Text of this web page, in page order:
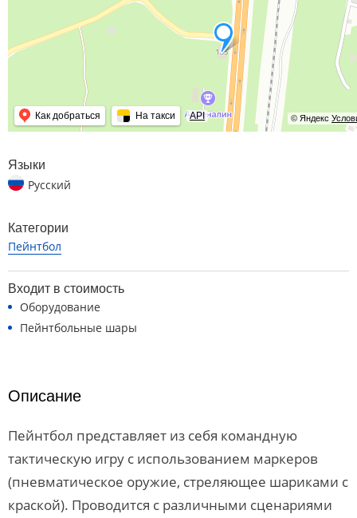
© Яндекс
Как добраться На такси API
Языки
Русский
Категории
Пейнтбол
Входит в стоимость
Оборудование
Пейнтбольные шары
Описание
Пейнтбол представляет из себя командную
тактическую игру с использованием маркеров
(пневматическое оружие, стреляющее шариками с
краской). Проводится с различными сценариями